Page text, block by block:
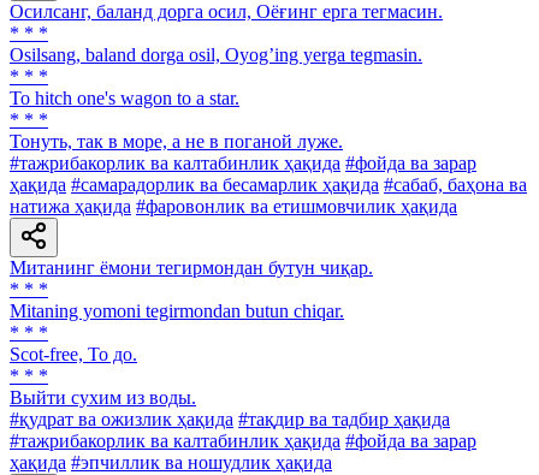
Осилсанг, баланд дорга осил, Оёғинг ерга тегмасин.
* * *
Osilsang, baland dorga osil, Oyogʼing yerga tegmasin.
* * *
То hitch one's wagon to a star.
* * *
Тонуть, так в море, а не в поганой луже.
#тажрибакорлик ва калтабинлик ҳақида #фойда ва зарар
ҳақида #самарадорлик ва бесамарлик ҳақида #сабаб, баҳона ва
натижа ҳақида #фаровонлик ва етишмовчилик ҳақида
Митанинг ёмони тегирмондан бутун чиқар.
* * *
Mitaning yomoni tegirmondan butun chiqar.
* * *
Scot-free, То до.
* * *
Выйти сухим из воды.
#қудрат ва ожизлик ҳақида #тақдир ва тадбир ҳақида
#тажрибакорлик ва калтабинлик ҳақида #фойда ва зарар
ҳақида #эпчиллик ва ношудлик ҳақида